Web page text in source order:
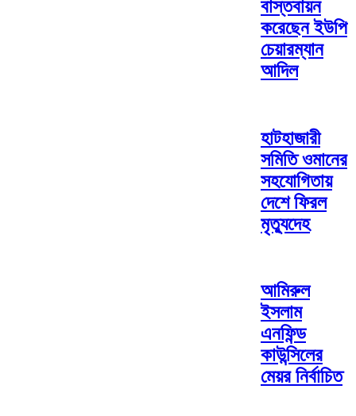
বাস্তবায়ন
করেছেন ইউপি
চেয়ারম্যান
আদিল
হাটহাজারী
সমিতি ওমানের
সহযোগিতায়
দেশে ফিরল
মৃত্যুদেহ
আমিরুল
ইসলাম
এনফিন্ড
কাউন্সিলের
মেয়র নির্বাচিত